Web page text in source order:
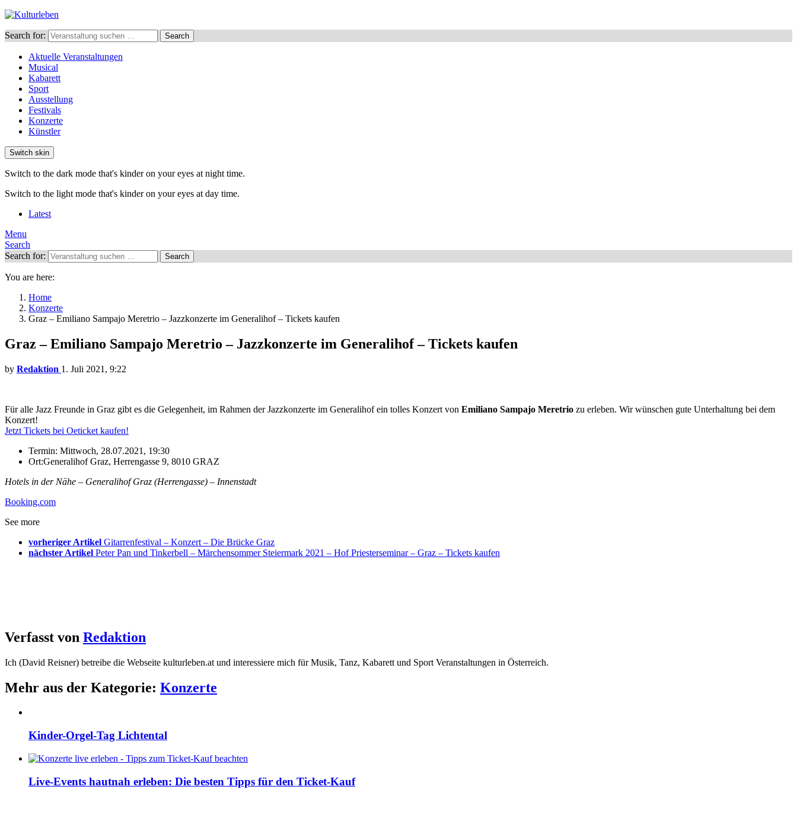
Search for: Search
Aktuelle Veranstaltungen
Musical
Kabarett
Sport
Ausstellung
Festivals
Konzerte
Künstler
Switch skin
Switch to the dark mode that's kinder on your eyes at night time.
Switch to the light mode that's kinder on your eyes at day time.
Latest
Menu
Search
Search for:
Search
You are here:
Home
Konzerte
Graz – Emiliano Sampajo Meretrio – Jazzkonzerte im Generalihof – Tickets kaufen
Graz – Emiliano Sampajo Meretrio – Jazzkonzerte im Generalihof – Tickets kaufen
by Redaktion 1. Juli 2021, 9:22
Für alle Jazz Freunde in Graz gibt es die Gelegenheit, im Rahmen der Jazzkonzerte im Generalihof ein tolles Konzert von Emiliano Sampajo Meretrio zu erleben. Wir wünschen gute Unterhaltung bei dem
Konzert!
Jetzt Tickets bei Oeticket kaufen!
Termin: Mittwoch, 28.07.2021, 19:30
Ort:Generalihof Graz, Herrengasse 9, 8010 GRAZ
Hotels in der Nähe – Generalihof Graz (Herrengasse) – Innenstadt
Booking.com
See more
vorheriger Artikel Gitarrenfestival – Konzert – Die Brücke Graz
nächster Artikel Peter Pan und Tinkerbell – Märchensommer Steiermark 2021 – Hof Priesterseminar – Graz – Tickets kaufen
Verfasst von Redaktion
Ich (David Reisner) betreibe die Webseite kulturleben.at und interessiere mich für Musik, Tanz, Kabarett und Sport Veranstaltungen in Österreich.
Mehr aus der Kategorie: Konzerte
Kinder-Orgel-Tag Lichtental
Live-Events hautnah erleben: Die besten Tipps für den Ticket-Kauf